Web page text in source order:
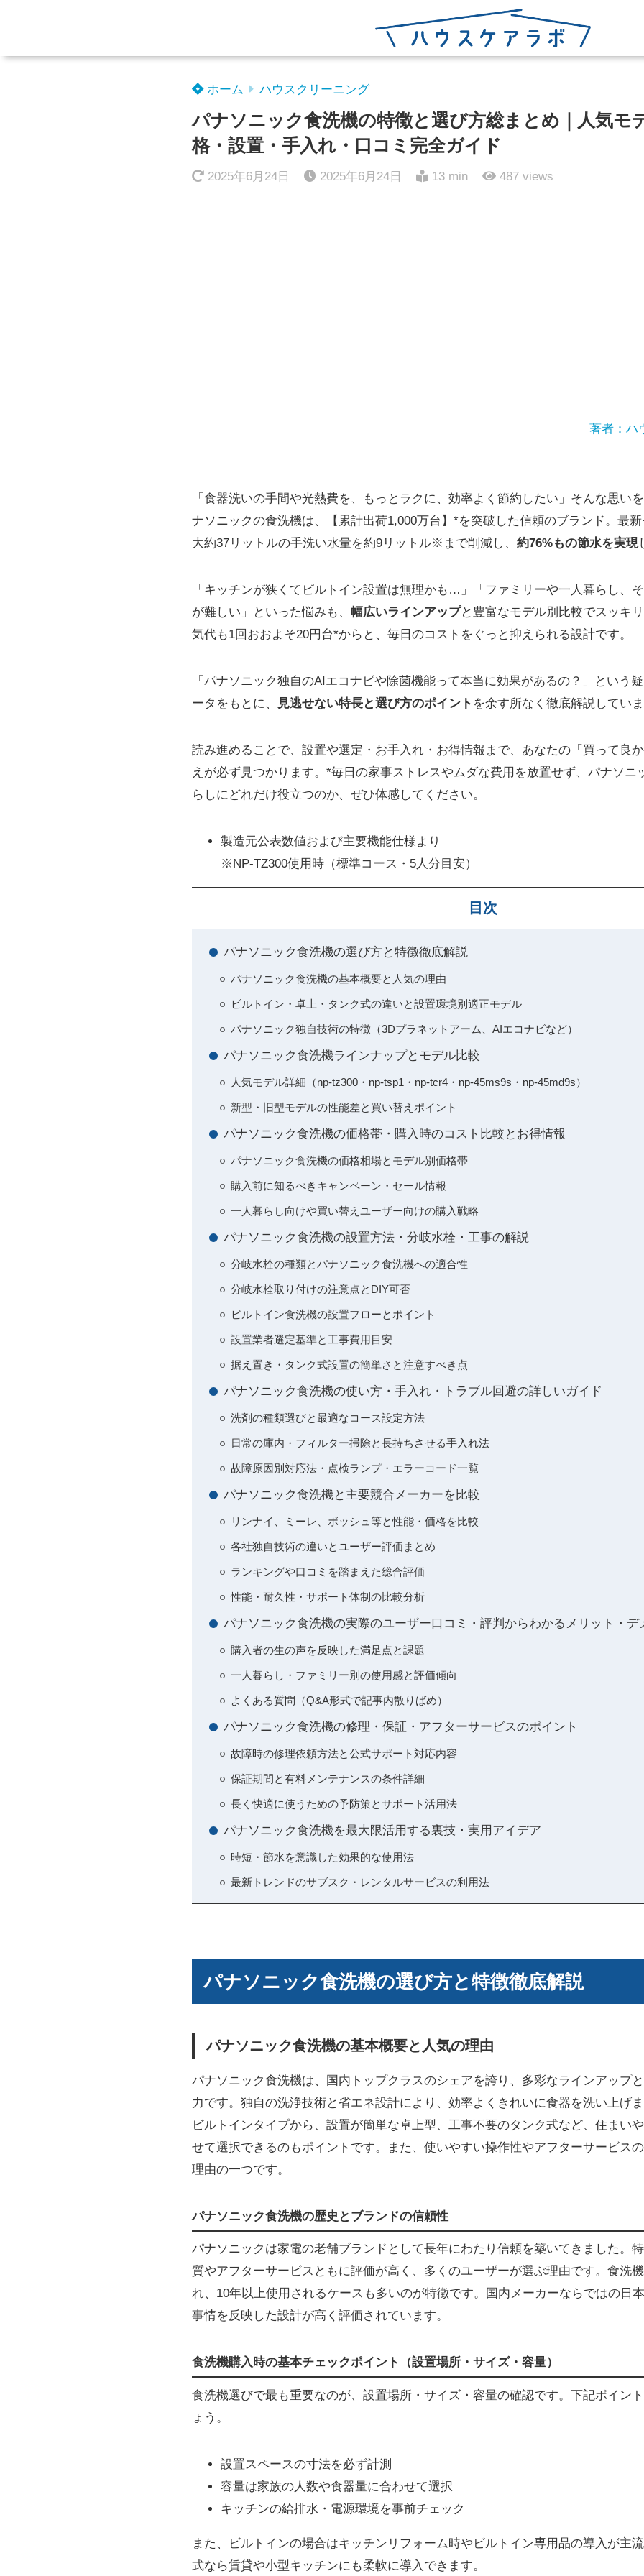
ホーム ハウスクリーニング
パナソニック食洗機の特徴と選び方総まとめ｜人気モ
格・設置・手入れ・口コミ完全ガイド
2025年6月24日 2025年6月24日 13 min 487 views
著者：ハ
「食器洗いの手間や光熱費を、もっとラクに、効率よく節約したい」そんな思い
ナソニックの食洗機は、【累計出荷1,000万台】*を突破した信頼のブランド。最
大約37リットルの手洗い水量を約9リットル※まで削減し、 約76%もの節水を実現
「キッチンが狭くてビルトイン設置は無理かも…」「ファミリーや一人暮らし、
が難しい」といった悩みも、 幅広いラインアップと豊富なモデル別比較でスッキ
気代も1回おおよそ20円台*からと、毎日のコストをぐっと抑えられる設計です。
「パナソニック独自のAIエコナビや除菌機能って本当に効果があるの？」という
ータをもとに、
見逃せない特長と選び方のポイント を余す所なく徹底解説してい
読み進めることで、設置や選定・お手入れ・お得情報まで、あなたの「買って良
えが必ず見つかります。*毎日の家事ストレスやムダな費用を放置せず、パナソニ
らしにどれだけ役立つのか、ぜひ体感してください。
製造元公表数値および主要機能仕様より
※NP-TZ300使用時（標準コース・5人分目安）
目次
パナソニック食洗機の選び方と特徴徹底解説
パナソニック食洗機の基本概要と人気の理由
ビルトイン・卓上・タンク式の違いと設置環境別適正モデル
パナソニック独自技術の特徴（3Dプラネットアーム、AIエコナビなど）
パナソニック食洗機ラインナップとモデル比較
人気モデル詳細（np-tz300・np-tsp1・np-tcr4・np-45ms9s・np-45md9s）
新型・旧型モデルの性能差と買い替えポイント
パナソニック食洗機の価格帯・購入時のコスト比較とお得情報
パナソニック食洗機の価格相場とモデル別価格帯
購入前に知るべきキャンペーン・セール情報
一人暮らし向けや買い替えユーザー向けの購入戦略
パナソニック食洗機の設置方法・分岐水栓・工事の解説
分岐水栓の種類とパナソニック食洗機への適合性
分岐水栓取り付けの注意点とDIY可否
ビルトイン食洗機の設置フローとポイント
設置業者選定基準と工事費用目安
据え置き・タンク式設置の簡単さと注意すべき点
パナソニック食洗機の使い方・手入れ・トラブル回避の詳しいガイド
洗剤の種類選びと最適なコース設定方法
日常の庫内・フィルター掃除と長持ちさせる手入れ法
故障原因別対応法・点検ランプ・エラーコード一覧
パナソニック食洗機と主要競合メーカーを比較
リンナイ、ミーレ、ボッシュ等と性能・価格を比較
各社独自技術の違いとユーザー評価まとめ
ランキングや口コミを踏まえた総合評価
性能・耐久性・サポート体制の比較分析
パナソニック食洗機の実際のユーザー口コミ・評判からわかるメリット・デ
購入者の生の声を反映した満足点と課題
一人暮らし・ファミリー別の使用感と評価傾向
よくある質問（Q&A形式で記事内散りばめ）
パナソニック食洗機の修理・保証・アフターサービスのポイント
故障時の修理依頼方法と公式サポート対応内容
保証期間と有料メンテナンスの条件詳細
長く快適に使うための予防策とサポート活用法
パナソニック食洗機を最大限活用する裏技・実用アイデア
時短・節水を意識した効果的な使用法
最新トレンドのサブスク・レンタルサービスの利用法
パナソニック食洗機の選び方と特徴徹底解説
パナソニック食洗機の基本概要と人気の理由
パナソニック食洗機は、国内トップクラスのシェアを誇り、多彩なラインアップ
力です。独自の洗浄技術と省エネ設計により、効率よくきれいに食器を洗い上げ
ビルトインタイプから、設置が簡単な卓上型、工事不要のタンク式など、住まい
せて選択できるのもポイントです。また、使いやすい操作性やアフターサービス
理由の一つです。
パナソニック食洗機の歴史とブランドの信頼性
パナソニックは家電の老舗ブランドとして長年にわたり信頼を築いてきました。
質やアフターサービスともに評価が高く、多くのユーザーが選ぶ理由です。食洗
れ、10年以上使用されるケースも多いのが特徴です。国内メーカーならではの日
事情を反映した設計が高く評価されています。
食洗機購入時の基本チェックポイント（設置場所・サイズ・容量）
食洗機選びで最も重要なのが、設置場所・サイズ・容量の確認です。下記ポイン
ょう。
設置スペースの寸法を必ず計測
容量は家族の人数や食器量に合わせて選択
キッチンの給排水・電源環境を事前チェック
また、ビルトインの場合はキッチンリフォーム時やビルトイン専用品の導入が主
式なら賃貸や小型キッチンにも柔軟に導入できます。